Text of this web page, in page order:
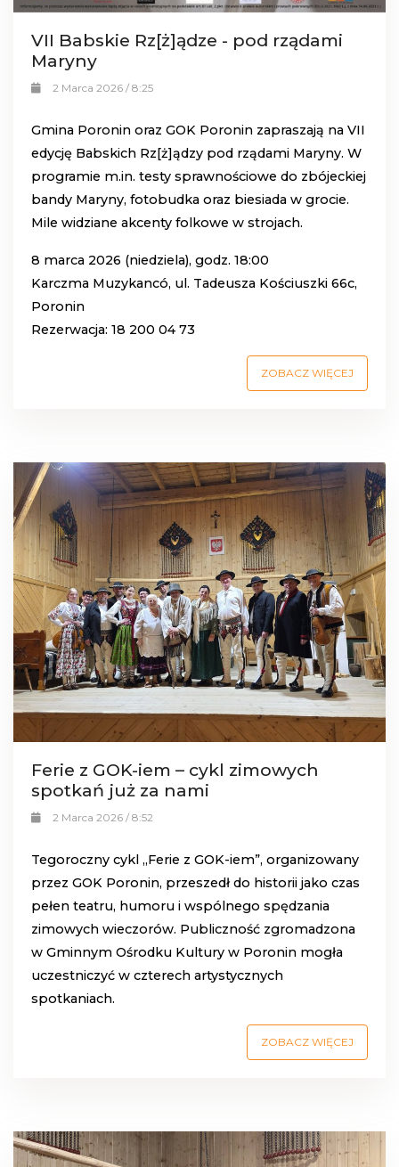
VII Babskie Rz[ż]ądze - pod rządami
Maryny
2 Marca 2026 / 8:25
Gmina Poronin oraz GOK Poronin zapraszają na VII
edycję Babskich Rz[ż]ądzy pod rządami Maryny. W
programie m.in. testy sprawnościowe do zbójeckiej
bandy Maryny, fotobudka oraz biesiada w grocie.
Mile widziane akcenty folkowe w strojach.
8 marca 2026 (niedziela), godz. 18:00
Karczma Muzykancó, ul. Tadeusza Kościuszki 66c,
Poronin
Rezerwacja: 18 200 04 73
ZOBACZ WIĘCEJ
Ferie z GOK-iem – cykl zimowych
spotkań już za nami
2 Marca 2026 / 8:52
Tegoroczny cykl „Ferie z GOK-iem”, organizowany
przez GOK Poronin, przeszedł do historii jako czas
pełen teatru, humoru i wspólnego spędzania
zimowych wieczorów. Publiczność zgromadzona
w Gminnym Ośrodku Kultury w Poronin mogła
uczestniczyć w czterech artystycznych
spotkaniach.
ZOBACZ WIĘCEJ